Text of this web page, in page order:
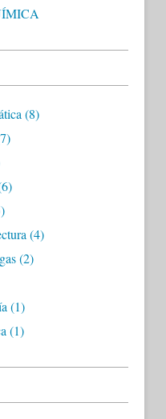
(8)
(4)
(2)
(1)
(1)